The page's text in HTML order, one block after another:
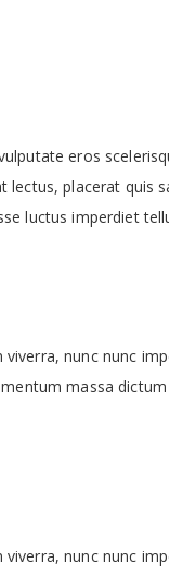
eros
placerat quis
luctus imperdiet
nunc nunc
massa
nunc nunc